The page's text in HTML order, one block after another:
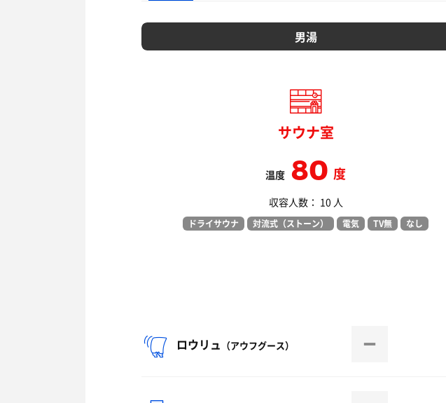
男湯
サウナ室
温度 80度
収容人数： 10 人
ドライサウナ 対流式（ストーン） 電気 TV無 なし
ロウリュ （アウフグース）